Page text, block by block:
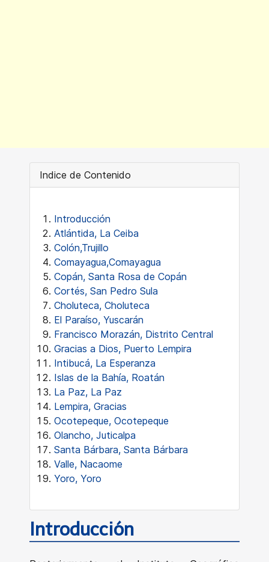
Indice de Contenido
Introducción
Atlántida, La Ceiba
Colón,Trujillo
Comayagua,Comayagua
Copán, Santa Rosa de Copán
Cortés, San Pedro Sula
Choluteca, Choluteca
El Paraíso, Yuscarán
Francisco Morazán, Distrito Central
Gracias a Dios, Puerto Lempira
Intibucá, La Esperanza
Islas de la Bahía, Roatán
La Paz, La Paz
Lempira, Gracias
Ocotepeque, Ocotepeque
Olancho, Juticalpa
Santa Bárbara, Santa Bárbara
Valle, Nacaome
Yoro, Yoro
Introducción